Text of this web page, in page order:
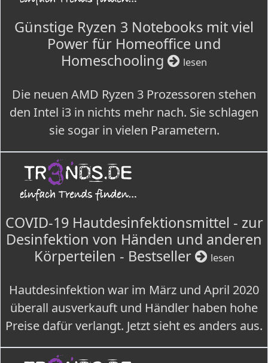
Günstige Ryzen 3 Notebooks mit viel
Power für Homeoffice und
Homeschooling
lesen
Die neuen AMD Ryzen 3 Prozessoren stehen
den Intel i3 in nichts mehr nach. Sie schlagen
sie sogar in vielen Parametern.
COVID-19 Hautdesinfektionsmittel - zur
Desinfektion von Händen und anderen
Körperteilen - Bestseller
lesen
Hautdesinfektion war im März und April 2020
überall ausverkauft und Händler haben hohe
Preise dafür verlangt. Jetzt sieht es anders aus.